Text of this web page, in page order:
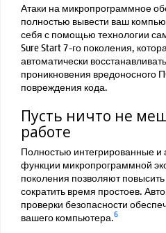
Атаки на микропрограммное
полностью вывести ваш
себя с помощью технологии
Sure Start 7-го поколения,
автоматически
проникновения вредоносного
повреждения кода.
Пусть ничто не
работе
Полностью интегрированные
функции микропрограммной
поколения позволяют
сократить время простоев.
проверки безопасности
вашего компьютера.6